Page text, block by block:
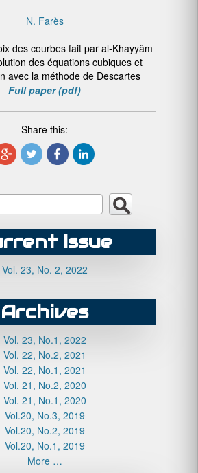
N. Farès
des courbes fait par al-Khayyâm
des équations cubiques et
avec la méthode de Descartes
Full paper (pdf)
Share this:
Issue
Vol. 23, No. 2, 2022
Archives
Vol. 23, No.1, 2022
Vol. 22, No.2, 2021
Vol. 22, No.1, 2021
Vol. 21, No.2, 2020
Vol. 21, No.1, 2020
Vol.20, No.3, 2019
Vol.20, No.2, 2019
Vol.20, No.1, 2019
More …